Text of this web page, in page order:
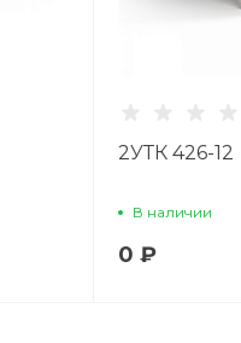
2УТК 426-12
В наличии
0 ₽